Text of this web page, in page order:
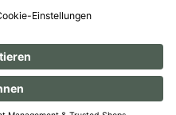
Schnorr - with
GmbH
Datenschutz